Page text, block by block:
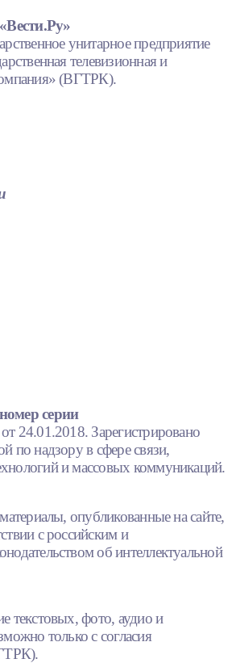
унитарное предприятие
телевизионная и
(ВГТРК).
серии
24.01.2018. Зарегистрировано
по надзору в сфере связи,
и массовых коммуникаций.
опубликованные на сайте,
с российским и
об интеллектуальной
текстовых, фото, аудио и
только с согласия